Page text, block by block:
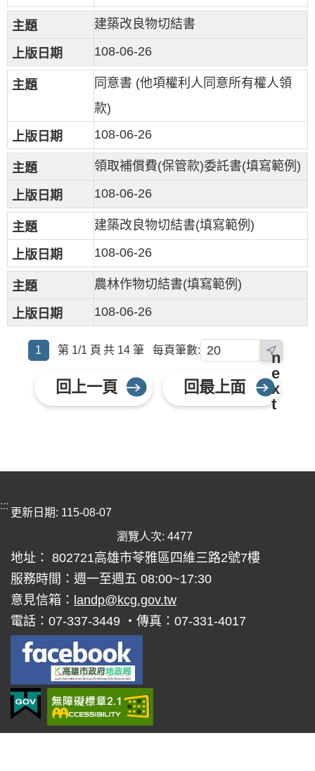
建築改良物切結書
108-06-26
同意書 (他項權利人同意所有權人領
款)
108-06-26
領取補償費(保管款)委託書(填寫範例)
108-06-26
建築改良物切結書(填寫範例)
108-06-26
農林作物切結書(填寫範例)
108-06-26
1 第 1/1 頁 共 14 筆 每頁筆數:
n
e
x
t
回上一頁 回最上面
:::
更新日期
115-08-07
瀏覽人次 4477
地址： 802721高雄市苓雅區四維三路2號7樓
服務時間：週一至週五 08:00~17:30
意見信箱： landp@kcg.gov.tw
電話：07-337-3449 ‧傳真：07-331-4017